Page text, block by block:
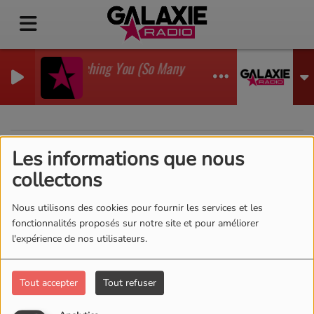
Les informations que nous
collectons
Nous utilisons des cookies pour fournir les services et les
fonctionnalités proposés sur notre site et pour améliorer
l'expérience de nos utilisateurs.
Tout accepter Tout refuser
I'm Watching You (So Many Times) (Sean Finn Remix)
GADJO